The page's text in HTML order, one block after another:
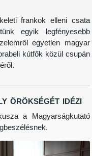
frankok elleni csata
egyik legfényesebb
egyetlen magyar
kútfők közül csupán
örökségét idézi
a Magyarságkutató